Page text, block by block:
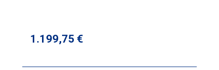
Regulärer Preis:
1.199,75 €